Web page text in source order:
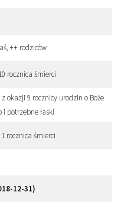
++ rodziców
rocznica śmierci
okazji 9 rocznicy urodzin o Boże
i potrzebne łaski
rocznica śmierci
12-31)